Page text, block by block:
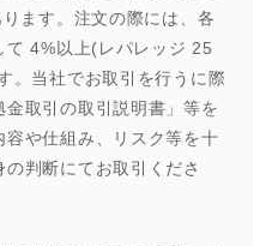
ます。注文の際には、各
て 4%以上(レパレッジ 25
。当社でお取引を行うに際
金取引の取引説明書」等を
容や仕組み、リスク等を十
判断にてお取引くださ